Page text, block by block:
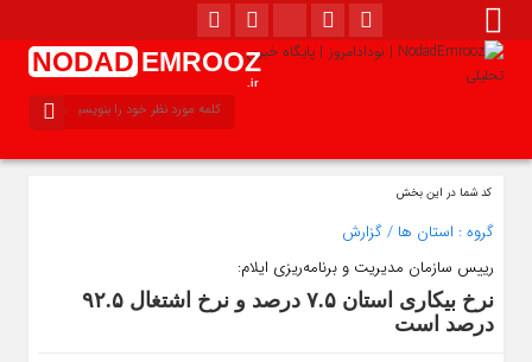
NODAD EMROOZ
.ir
کد شما در این بخش
گروه : استان ها /گزارش
رییس سازمان مدیریت و برنامه‌ریزی ایلام:
نرخ بیکاری استان ۷.۵ درصد و نرخ اشتغال ۹۲.۵
درصد است